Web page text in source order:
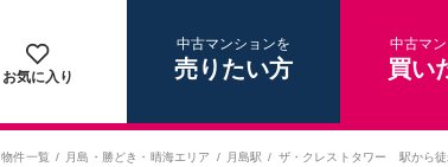
お気に入り
中古マンションを
売りたい方
中古マ
買い
物件一覧 月島・勝どき・晴海エリア 月島駅 ザ・クレストタワー 駅から徒